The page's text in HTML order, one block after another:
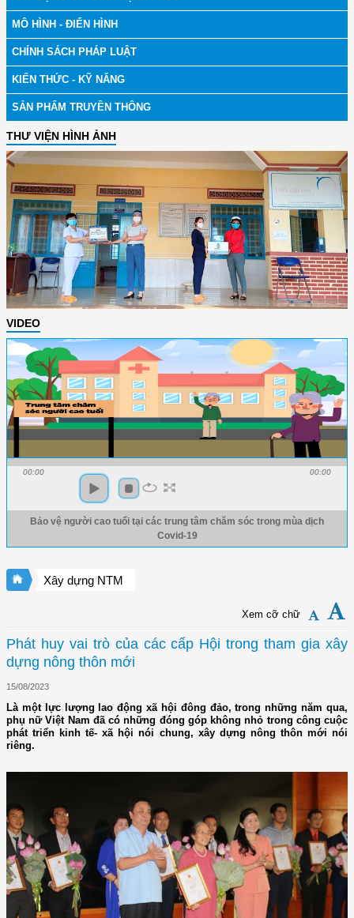
MÔ HÌNH - ĐIỂN HÌNH
CHÍNH SÁCH PHÁP LUẬT
KIẾN THỨC - KỸ NĂNG
SẢN PHẨM TRUYỀN THÔNG
THƯ VIỆN HÌNH ẢNH
VIDEO
00:00 00:00
Bảo vệ người cao tuổi tại các trung tâm chăm sóc trong mùa dịch
Covid-19
Xây dựng NTM
Xem cỡ chữ
Phát huy vai trò của các cấp Hội trong tham gia xây
dựng nông thôn mới
15/08/2023
Là một lực lượng lao động xã hội đông đảo, trong những năm qua,
phụ nữ Việt Nam đã có những đóng góp không nhỏ trong công cuộc
phát triển kinh tế- xã hội nói chung, xây dựng nông thôn mới nói
riêng.